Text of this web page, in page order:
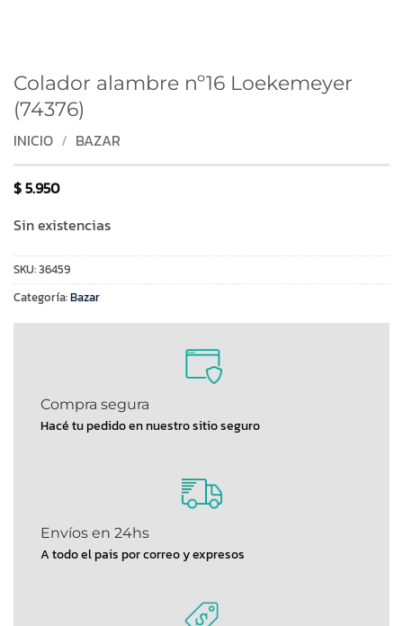
Colador alambre nº16 Loekemeyer
(74376)
INICIO / BAZAR
$5.950
Sin existencias
SKU:36459
Categoría:Bazar
Compra segura
Hacé tu pedido en nuestro sitio seguro
Envíos en 24hs
A todo el pais por correo y expresos